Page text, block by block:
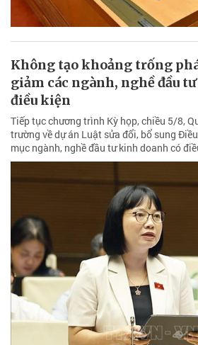
Không tạo khoảng trống
giảm các ngành, nghề đầu
điều kiện
Tiếp tục chương trình Kỳ họp, chiều 5/8,
trường về dự án Luật sửa đổi, bổ sung
mục ngành, nghề đầu tư kinh doanh có